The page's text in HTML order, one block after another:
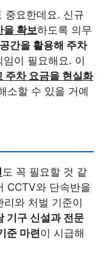
중요한데요. 신규
을 확보하도록 의무
간을 활용해 주차
이 필요해요. 이
주차 요금을 현실화
소할 수 있을 거예
도 꼭 필요할 것 같
CCTV와 단속반을
와 처벌 기준이
기구 신설과 전문
준 마련이 시급해